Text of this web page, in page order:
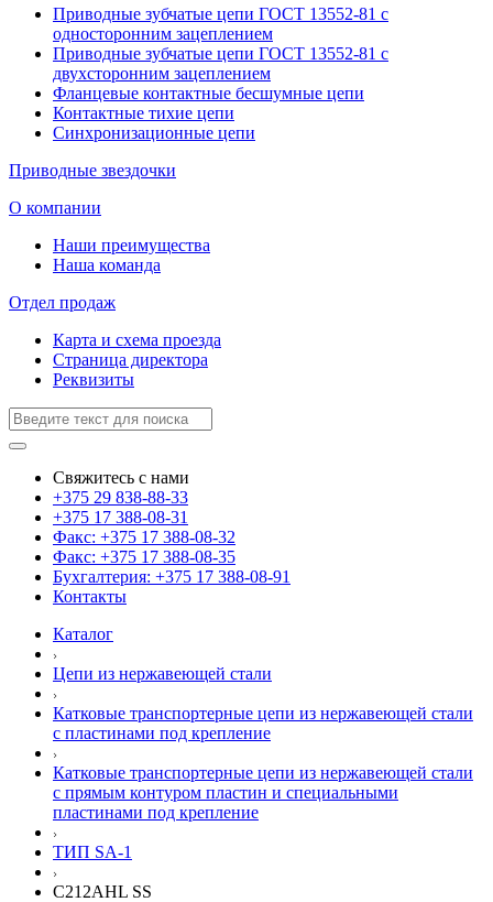
Приводные зубчатые цепи ГОСТ 13552-81 с
односторонним зацеплением
Приводные зубчатые цепи ГОСТ 13552-81 с
двухсторонним зацеплением
Фланцевые контактные бесшумные цепи
Контактные тихие цепи
Синхронизационные цепи
Приводные звездочки
О компании
Наши преимущества
Наша команда
Отдел продаж
Карта и схема проезда
Страница директора
Реквизиты
Свяжитесь с нами
+375 29 838-88-33
+375 17 388-08-31
Факс: +375 17 388-08-32
Факс: +375 17 388-08-35
Бухгалтерия: +375 17 388-08-91
Контакты
Каталог
Цепи из нержавеющей стали
Катковые транспортерные цепи из нержавеющей стали
с пластинами под крепление
Катковые транспортерные цепи из нержавеющей стали
с прямым контуром пластин и специальными
пластинами под крепление
ТИП SA-1
C212AHL SS